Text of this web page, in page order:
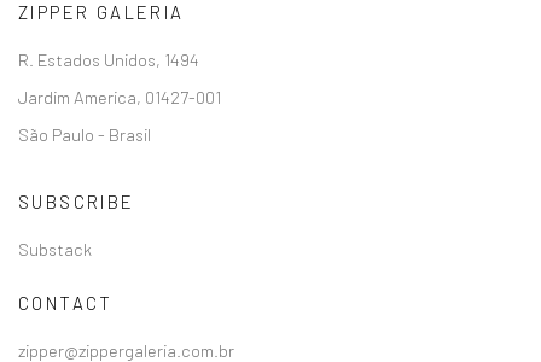
ZIPPER GALERIA
R. Estados Unidos, 1494
Jardim America, 01427-001
São Paulo - Brasil
SUBSCRIBE
Substack
CONTACT
zipper@zippergaleria.com.br